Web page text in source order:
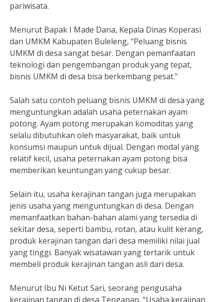
pariwisata.
Menurut Bapak I Made Dana, Kepala Dinas Koperasi
dan UMKM Kabupaten Buleleng, “Peluang bisnis
UMKM di desa sangat besar. Dengan pemanfaatan
teknologi dan pengembangan produk yang tepat,
bisnis UMKM di desa bisa berkembang pesat.”
Salah satu contoh peluang bisnis UMKM di desa yang
menguntungkan adalah usaha peternakan ayam
potong. Ayam potong merupakan komoditas yang
selalu dibutuhkan oleh masyarakat, baik untuk
konsumsi maupun untuk dijual. Dengan modal yang
relatif kecil, usaha peternakan ayam potong bisa
memberikan keuntungan yang cukup besar.
Selain itu, usaha kerajinan tangan juga merupakan
jenis usaha yang menguntungkan di desa. Dengan
memanfaatkan bahan-bahan alami yang tersedia di
sekitar desa, seperti bambu, rotan, atau kulit kerang,
produk kerajinan tangan dari desa memiliki nilai jual
yang tinggi. Banyak wisatawan yang tertarik untuk
membeli produk kerajinan tangan asli dari desa.
Menurut Ibu Ni Ketut Sari, seorang pengusaha
kerajinan tangan di desa Tenganan, “Usaha kerajinan